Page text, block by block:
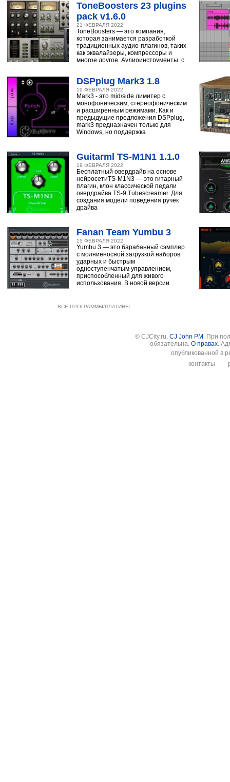
ToneBoosters 23 plugins
pack v1.6.0
21 ФЕВРАЛЯ 2022
ToneBoosters — это компания,
которая занимается разработкой
традиционных аудио-плагинов, таких
как эквалайзеры, компрессоры и
многое другое. Аудиоинструменты, с
DSPplug Mark3 1.8
19 ФЕВРАЛЯ 2022
Mark3 - это mid/side лимитер с
монофоническим, стереофоническим
и расширенным режимами. Как и
предыдущие предложения DSPplug,
mark3 предназначен только для
Windows, но поддержка
Guitarml TS-M1N1 1.1.0
19 ФЕВРАЛЯ 2022
Бесплатный овердрайв на основе
нейросетиTS-M1N3 — это гитарный
плагин, клон классической педали
овердрайва TS-9 Tubescreamer. Для
создания модели поведения ручек
драйва
Fanan Team Yumbu 3
15 ФЕВРАЛЯ 2022
Yumbu 3 — это барабанный сэмплер
с молниеносной загрузкой наборов
ударных и быстрым
одноступенчатым управлением,
приспособленный для живого
использования. В новой версии
ВСЕ ПРОГРАММЫ/ПЛАГИНЫ
© CJCity.ru, CJ John PM . При
обязательна. О правах.
опубликованной в
контакты